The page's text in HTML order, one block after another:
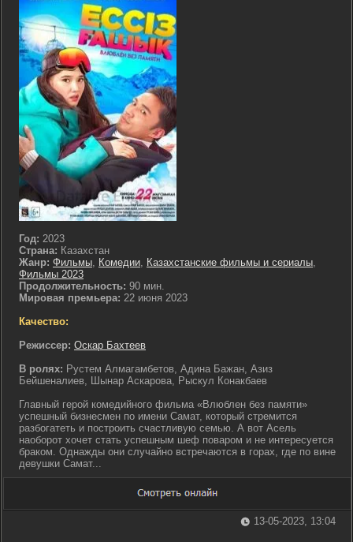
Год: 2023
Страна: Казахстан
Жанр: Фильмы, Комедии, Казахстанские фильмы и сериалы,
Фильмы 2023
Продолжительность: 90 мин.
Мировая премьера: 22 июня 2023
Качество:
Режиссер: Оскар Бахтеев
В ролях: Рустем Алмагамбетов, Адина Бажан, Азиз
Бейшеналиев, Шынар Аскарова, Рыскул Конакбаев
Главный герой комедийного фильма «Влюблен без памяти»
успешный бизнесмен по имени Самат, который стремится
разбогатеть и построить счастливую семью. А вот Асель
наоборот хочет стать успешным шеф поваром и не интересуется
браком. Однажды они случайно встречаются в горах, где по вине
девушки Самат...
13-05-2023, 13:04